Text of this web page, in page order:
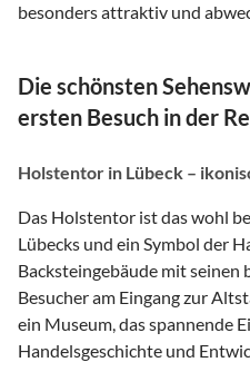
besonders attraktiv und
Die schönsten
ersten Besuch in der
Holstentor in Lübeck –
Das Holstentor ist das wohl
Lübecks und ein Symbol der
Backsteingebäude mit seinen
Besucher am Eingang zur
ein Museum, das spannende
Handelsgeschichte und